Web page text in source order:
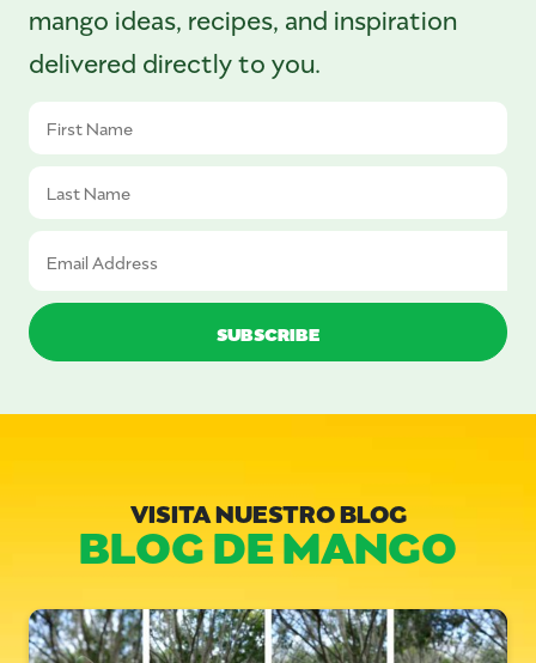
mango ideas, recipes, and inspiration
delivered directly to you.
VISITA NUESTRO BLOG
BLOG DE MANGO